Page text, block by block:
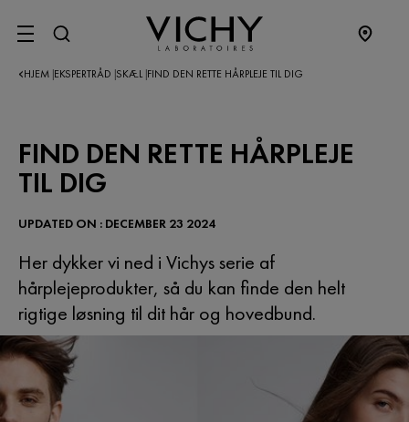
SITE MENU
HJEM EKSPERTRÅD SKÆL FIND DEN RETTE HÅRPLEJE TIL DIG
FIND DEN RETTE HÅRPLEJE
TIL DIG
Her dykker vi ned i Vichys serie af
hårplejeprodukter, så du kan finde den helt
rigtige løsning til dit hår og hovedbund.
UPDATED ON : DECEMBER 23 2024